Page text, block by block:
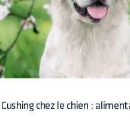
chez le chien :